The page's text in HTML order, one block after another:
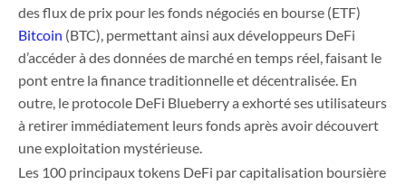
des flux de prix pour les fonds négociés en bourse (ETF)
Bitcoin (BTC), permettant ainsi aux développeurs DeFi
d’accéder à des données de marché en temps réel, faisant le
pont entre la finance traditionnelle et décentralisée. En
outre, le protocole DeFi Blueberry a exhorté ses utilisateurs
à retirer immédiatement leurs fonds après avoir découvert
une exploitation mystérieuse.
Les 100 principaux tokens DeFi par capitalisation boursière